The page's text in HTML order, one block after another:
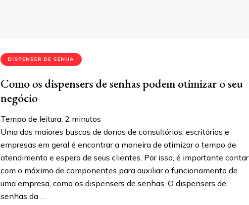
DISPENSER DE SENHA
Como os dispensers de senhas podem otimizar o seu
negócio
Tempo de leitura: 2 minutos
Uma das maiores buscas de donos de consultórios, escritórios e
empresas em geral é encontrar a maneira de otimizar o tempo de
atendimento e espera de seus clientes. Por isso, é importante contar
com o máximo de componentes para auxiliar o funcionamento de
uma empresa, como os dispensers de senhas. O dispensers de
senhas da …